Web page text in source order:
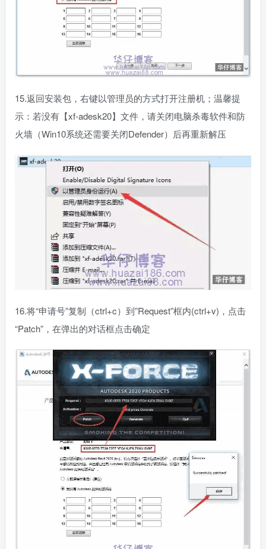
15.返回安装包，右键以管理员的方式打开注册机；温馨提
示：若没有【xf-adesk20】文件，请关闭电脑杀毒软件和防
火墙（Win10系统还需要关闭Defender）后再重新解压
16.将“申请号”复制（ctrl+c）到”Request”框内(ctrl+v)，点击
“Patch”，在弹出的对话框点击确定